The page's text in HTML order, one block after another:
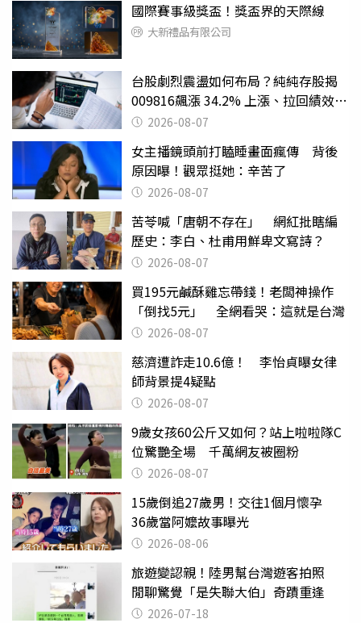
國際賽事級獎盃！獎盃界的天際線
大新禮品有限公司
台股劇烈震盪如何布局？純純存股揭
009816飆漲 34.2% 上漲、拉回績效勝
主動式ETF
2026-08-07
女主播鏡頭前打瞌睡畫面瘋傳 背後
原因曝！觀眾挺她：辛苦了
2026-08-07
苦苓喊「唐朝不存在」 網紅批瞎編
歷史：李白、杜甫用鮮卑文寫詩？
2026-08-07
買195元鹹酥雞忘帶錢！老闆神操作
「倒找5元」 全網看哭：這就是台灣
2026-08-07
慈濟遭詐走10.6億！ 李怡貞曝女律
師背景提4疑點
2026-08-07
9歲女孩60公斤又如何？站上啦啦隊C
位驚艷全場 千萬網友被圈粉
2026-08-07
15歲倒追27歲男！交往1個月懷孕
36歲當阿嬤故事曝光
2026-08-06
旅遊變認親！陸男幫台灣遊客拍照
閒聊驚覺「是失聯大伯」奇蹟重逢
2026-07-18